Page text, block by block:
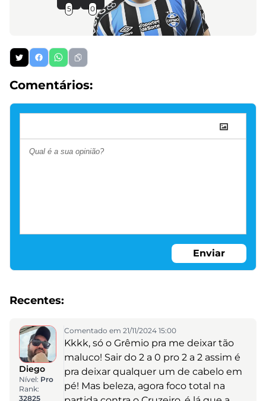
5 0
Comentários:
Enviar
Recentes:
Diego
Nível: Pro
Rank:
32825
Comentado em 21/11/2024 15:00
Kkkk, só o Grêmio pra me deixar tão
maluco! Sair do 2 a 0 pro 2 a 2 assim é
pra deixar qualquer um de cabelo em
pé! Mas beleza, agora foco total na